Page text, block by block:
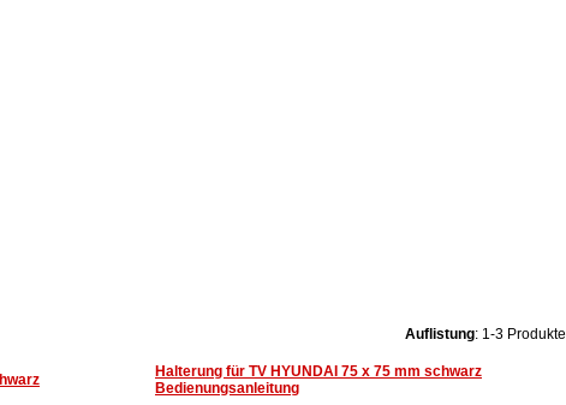
Auflistung: 1-3 Produkte
Halterung für TV HYUNDAI 75 x 75 mm schwarz
Bedienungsanleitung